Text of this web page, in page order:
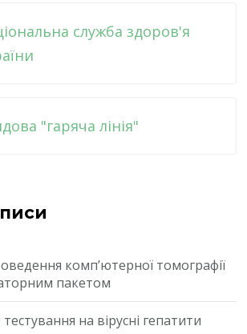
служба здоров'я
"гаряча лінія"
комп’ютерної томографії
пакетом
на вірусні гепатити